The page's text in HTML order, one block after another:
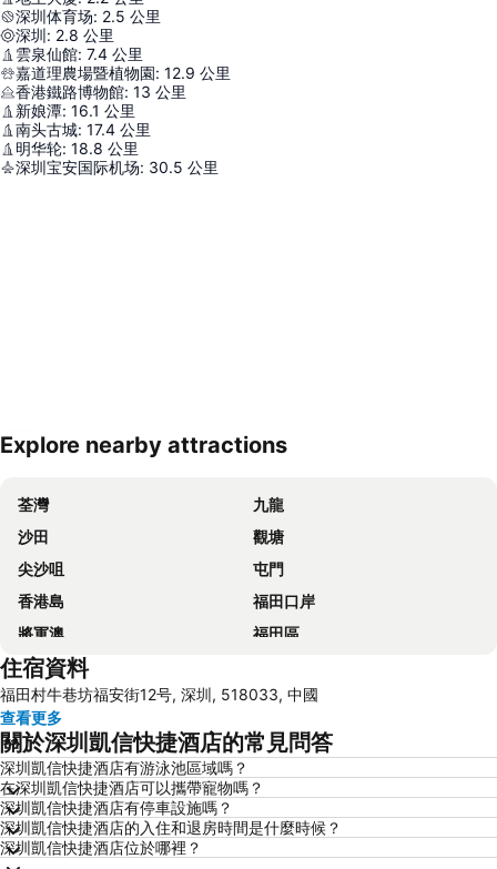
深圳体育场: 2.5 公里
深圳: 2.8 公里
雲泉仙館: 7.4 公里
嘉道理農場暨植物園: 12.9 公里
香港鐵路博物館: 13 公里
新娘潭: 16.1 公里
南头古城: 17.4 公里
明华轮: 18.8 公里
深圳宝安国际机场: 30.5 公里
Explore nearby attractions
荃灣
九龍
沙田
觀塘
尖沙咀
屯門
香港島
福田口岸
將軍澳
福田區
Mong Kok Metro Station
南山區
東涌
元朗
紅磡
天水圍
Wan Chai Metro Station
海洋公園
深水埗區
黃金海岸
香港迪士尼樂園
新界
羅湖口岸
住宿資料
福田村牛巷坊福安街12号, 深圳, 518033, 中國
查看更多
關於深圳凱信快捷酒店的常見問答
深圳凱信快捷酒店有游泳池區域嗎？
在深圳凱信快捷酒店可以攜帶寵物嗎？
深圳凱信快捷酒店有停車設施嗎？
深圳凱信快捷酒店的入住和退房時間是什麼時候？
深圳凱信快捷酒店位於哪裡？